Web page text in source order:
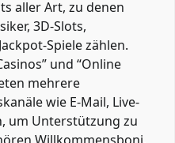
aller Art, zu denen
3D-Slots,
Spiele zählen.
und “Online
mehrere
wie E-Mail, Live-
um Unterstützung zu